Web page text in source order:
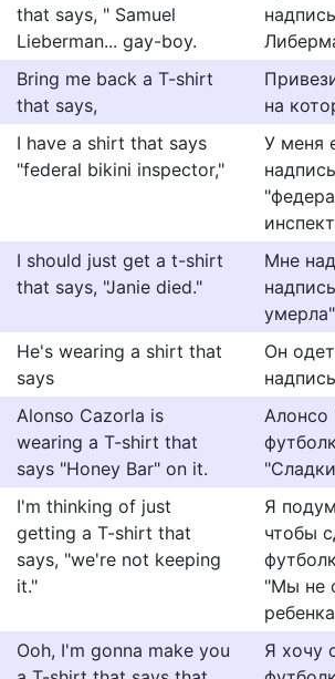
that says, " Samuel
Lieberman... gay-boy.
Bring me back a T-shirt
that says,
на
I have a shirt that says
"federal bikini inspector,"
У меня
I should just get a t-shirt
that says, "Janie died."
Мне
умерла"
He's wearing a shirt that
says
Он
Alonso Cazorla is
wearing a T-shirt that
says "Honey Bar" on it.
Алонсо
I'm thinking of just
getting a T-shirt that
says, "we're not keeping
it."
Я
чтобы
"Мы не
Ooh, I'm gonna make you
Я хочу